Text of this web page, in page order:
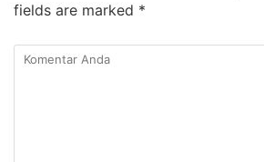
fields are marked *